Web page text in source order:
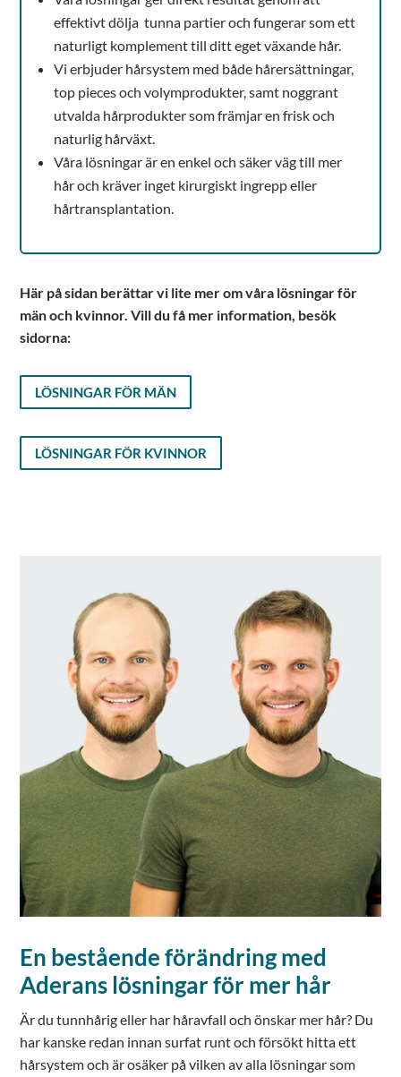
effektivt dölja tunna partier och fungerar som ett
naturligt komplement till ditt eget växande hår.
Vi erbjuder hårsystem med både hårersättningar,
top pieces och volymprodukter, samt noggrant
utvalda hårprodukter som främjar en frisk och
naturlig hårväxt.
Våra lösningar är en enkel och säker väg till mer
hår och kräver inget kirurgiskt ingrepp eller
hårtransplantation.
Här på sidan berättar vi lite mer om våra lösningar för
män och kvinnor. Vill du få mer information, besök
sidorna:
LÖSNINGAR FÖR MÄN
LÖSNINGAR FÖR KVINNOR
En bestående förändring med
Aderans lösningar för mer hår
Är du tunnhårig eller har håravfall och önskar mer hår? Du
har kanske redan innan surfat runt och försökt hitta ett
hårsystem och är osäker på vilken av alla lösningar som